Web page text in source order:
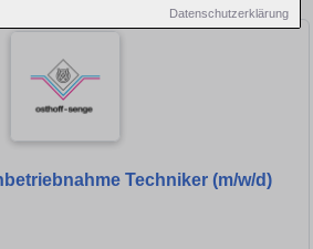
Datenschutzerklärung
Techniker (m/w/d)